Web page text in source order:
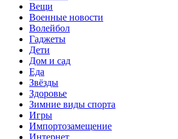
Вещи
Военные новости
Волейбол
Гаджеты
Дети
Дом и сад
Еда
Звёзды
Здоровье
Зимние виды спорта
Игры
Импортозамещение
Интернет